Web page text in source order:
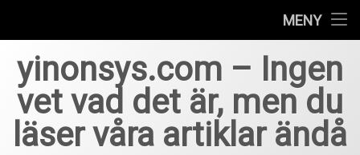
MENY
innehåll
yinonsys.com – Ingen
vet vad det är, men du
läser våra artiklar ändå